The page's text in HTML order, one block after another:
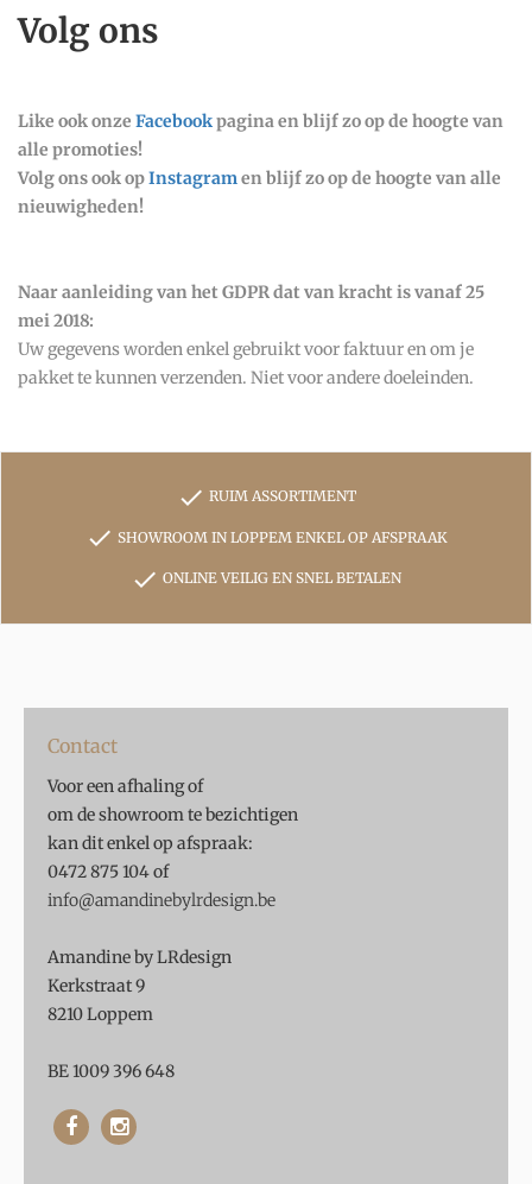
Volg ons
Like ook onze Facebookpagina en blijf zo op de hoogte van
alle promoties!
Volg ons ook opInstagramen blijf zo op de hoogte van alle
nieuwigheden!
Naar aanleiding van het GDPR dat van kracht is vanaf 25
mei 2018:
Uw gegevens worden enkel gebruikt voor faktuur en om je
pakket te kunnen verzenden. Niet voor andere doeleinden.
check RUIM ASSORTIMENT
check SHOWROOM IN LOPPEM ENKEL OP AFSPRAAK
check ONLINE VEILIG EN SNEL BETALEN
Contact
Voor een afhaling of
om de showroom te bezichtigen
kan dit enkel op afspraak:
0472 875 104 of
info@amandinebylrdesign.be
Amandine by LRdesign
Kerkstraat 9
8210 Loppem
BE 1009 396 648